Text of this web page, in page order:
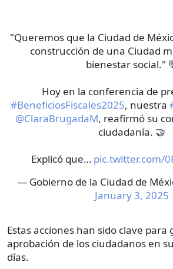
"Queremos que la Ciudad de
construcción de una Ciudad
bienestar social."
Hoy en la conferencia de
#BeneficiosFiscales2025, nuestra
@ClaraBrugadaM, reafirmó su
ciudadanía. 🤝
Explicó que… pic.twitter.com/
— Gobierno de la Ciudad de
January 3, 2025
Estas acciones han sido clave para
aprobación de los ciudadanos en
días.